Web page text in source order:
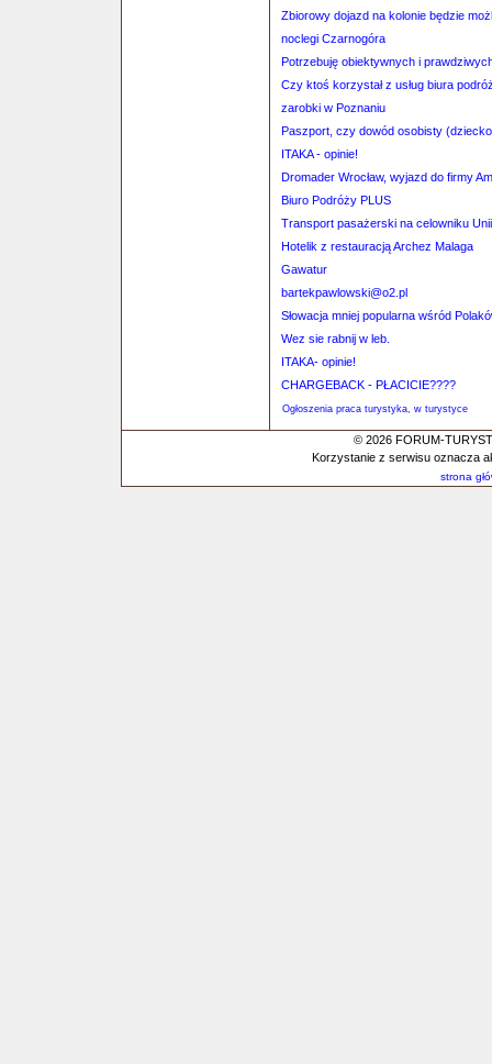
Zbiorowy dojazd na kolonie będzie
noclegi Czarnogóra
Potrzebuję obiektywnych i
Czy ktoś korzystał z usług biura
zarobki w Poznaniu
Paszport, czy dowód osobisty
ITAKA - opinie!
Dromader Wrocław, wyjazd do firmy
Biuro Podróży PLUS
Transport pasażerski na celowniku Unii
Hotelik z restauracją Archez Malaga
Gawatur
bartekpawlowski@o2.pl
Słowacja mniej popularna wśród
Wez sie rabnij w leb.
ITAKA- opinie!
CHARGEBACK - PŁACICIE????
Ogłoszenia praca turystyka, w turystyce
© 2026 FORUM-
Korzystanie z serwisu oznacza
strona